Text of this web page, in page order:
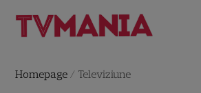
Homepage / Televiziune